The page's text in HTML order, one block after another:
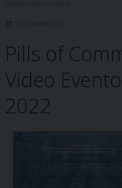
COMUNICAZIONI D'UFFICIO
19 SETTEMBRE 2022
Pills of
Video
2022